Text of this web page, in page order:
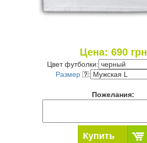
Цена: 690грн
Цвет футболки:
Размер
:
Пожелания:
Купить